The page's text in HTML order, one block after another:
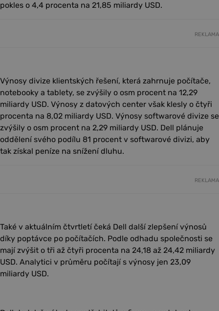
pokles o 4,4 procenta na 21,85 miliardy USD.
REKLAMA
Výnosy divize klientských řešení, která zahrnuje počítače,
notebooky a tablety, se zvýšily o osm procent na 12,29
miliardy USD. Výnosy z datových center však klesly o čtyři
procenta na 8,02 miliardy USD. Výnosy softwarové divize se
zvýšily o osm procent na 2,29 miliardy USD. Dell plánuje
oddělení svého podílu 81 procent v softwarové divizi, aby
tak získal peníze na snížení dluhu.
REKLAMA
Také v aktuálním čtvrtletí čeká Dell další zlepšení výnosů
díky poptávce po počítačích. Podle odhadu společnosti se
mají zvýšit o tři až čtyři procenta na 24,18 až 24,42 miliardy
USD. Analytici v průměru počítají s výnosy jen 23,09
miliardy USD.